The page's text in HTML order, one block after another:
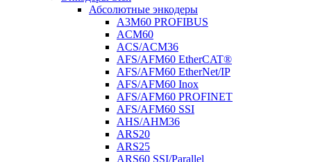
Абсолютные энкодеры
A3M60 PROFIBUS
ACM60
ACS/ACM36
AFS/AFM60 EtherCAT®
AFS/AFM60 EtherNet/IP
AFS/AFM60 Inox
AFS/AFM60 PROFINET
AFS/AFM60 SSI
AHS/AHM36
ARS20
ARS25
ARS60 SSI/Parallel